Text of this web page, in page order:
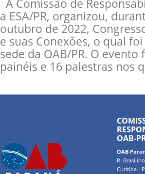
A Comissão de
a ESA/PR, organizou,
outubro de 2022,
e suas Conexões, o qual
sede da OAB/PR. O
painéis e 16 palestras nos
OAB-
OAB
R.
Curitiba -